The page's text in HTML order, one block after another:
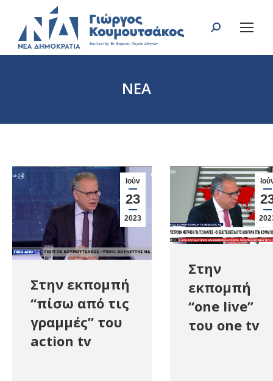
Search:
ΝΕΑ
Ιούν
23
2023
Στην εκπομπή
“πίσω από τις
γραμμές” του
action tv
Στην
εκπομπή
“one live”
του one tv